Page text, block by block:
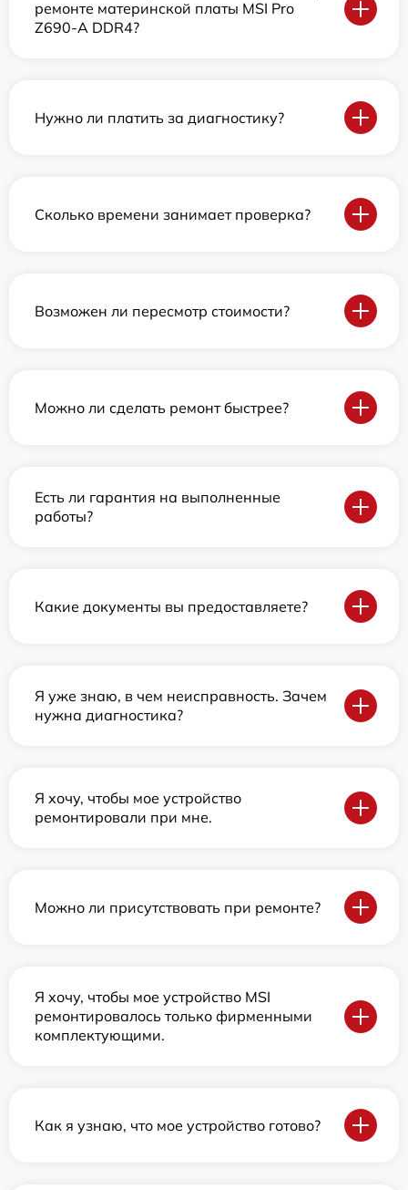
ремонте материнской платы MSI Pro
Z690-A DDR4?
Нужно ли платить за диагностику?
Сколько времени занимает проверка?
Возможен ли пересмотр стоимости?
Можно ли сделать ремонт быстрее?
Есть ли гарантия на выполненные
работы?
Какие документы вы предоставляете?
Я уже знаю, в чем неисправность. Зачем
нужна диагностика?
Я хочу, чтобы мое устройство
ремонтировали при мне.
Можно ли присутствовать при ремонте?
Я хочу, чтобы мое устройство MSI
ремонтировалось только фирменными
комплектующими.
Как я узнаю, что мое устройство готово?